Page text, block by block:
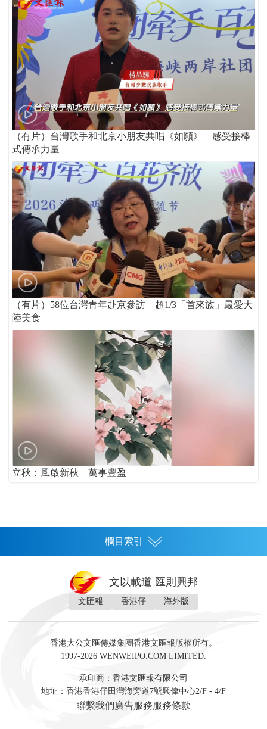
（有片）台灣歌手和北京小朋友共唱《如願》 感受接棒
式傳承力量
（有片）58位台灣青年赴京參訪 超1/3「首來族」最愛大
陸美食
立秋：風啟新秋 萬事豐盈
欄目索引
灣區人
財經 地產 投資 財評 數字經濟
訪談 直播 經湋論
藝術 文學
文以載道 匯則興邦
文匯報 香港仔 海外版
香港大公文匯傳媒集團香港文匯報版權所有。
1997-2026 WENWEIPO.COM LIMITED.
承印商：香港文匯報有限公司
地址：香港香港仔田灣海旁道7號興偉中心2/F - 4/F
聯繫我們 廣告服務服務條款